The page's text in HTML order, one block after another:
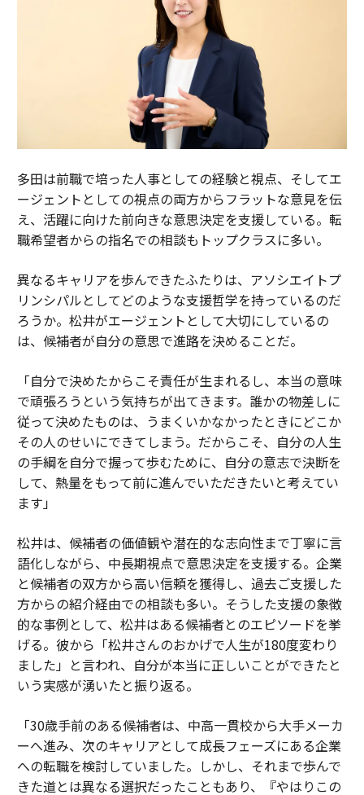
多田は前職で培った人事としての経験と視点、そしてエ
ージェントとしての視点の両方からフラットな意見を伝
え、活躍に向けた前向きな意思決定を支援している。転
職希望者からの指名での相談もトップクラスに多い。
異なるキャリアを歩んできたふたりは、アソシエイトプ
リンシパルとしてどのような支援哲学を持っているのだ
ろうか。松井がエージェントとして大切にしているの
は、候補者が自分の意思で進路を決めることだ。
「自分で決めたからこそ責任が生まれるし、本当の意味
で頑張ろうという気持ちが出てきます。誰かの物差しに
従って決めたものは、うまくいかなかったときにどこか
その人のせいにできてしまう。だからこそ、自分の人生
の手綱を自分で握って歩むために、自分の意志で決断を
して、熱量をもって前に進んでいただきたいと考えてい
ます」
松井は、候補者の価値観や潜在的な志向性まで丁寧に言
語化しながら、中長期視点で意思決定を支援する。企業
と候補者の双方から高い信頼を獲得し、過去ご支援した
方からの紹介経由での相談も多い。そうした支援の象徴
的な事例として、松井はある候補者とのエピソードを挙
げる。彼から「松井さんのおかげで人生が180度変わり
ました」と言われ、自分が本当に正しいことができたと
いう実感が湧いたと振り返る。
「30歳手前のある候補者は、中高一貫校から大手メーカ
ーへ進み、次のキャリアとして成長フェーズにある企業
への転職を検討していました。しかし、それまで歩んで
きた道とは異なる選択だったこともあり、『やはりこの